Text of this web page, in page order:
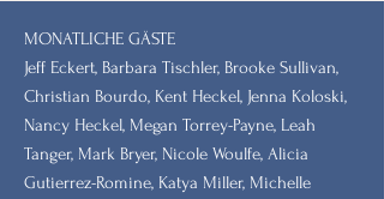
MONATLICHE GÄSTE
Jeff Eckert, Barbara Tischler, Brooke Sullivan,
Christian Bourdo, Kent Heckel, Jenna Koloski,
Nancy Heckel, Megan Torrey-Payne, Leah
Tanger, Mark Bryer, Nicole Woulfe, Alicia
Gutierrez-Romine, Katya Miller, Michelle